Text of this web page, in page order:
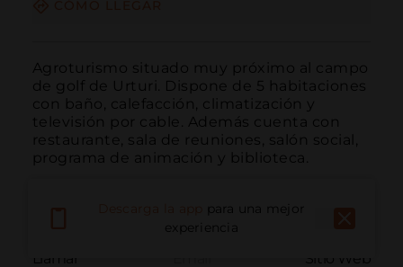
Agroturismo situado muy próximo al campo
de golf de Urturi. Dispone de 5 habitaciones
con baño, calefacción, climatización y
televisión por cable. Además cuenta con
restaurante, sala de reuniones, salón social,
programa de animación y biblioteca.
Llamar Sitio Web
para una mejor
experiencia